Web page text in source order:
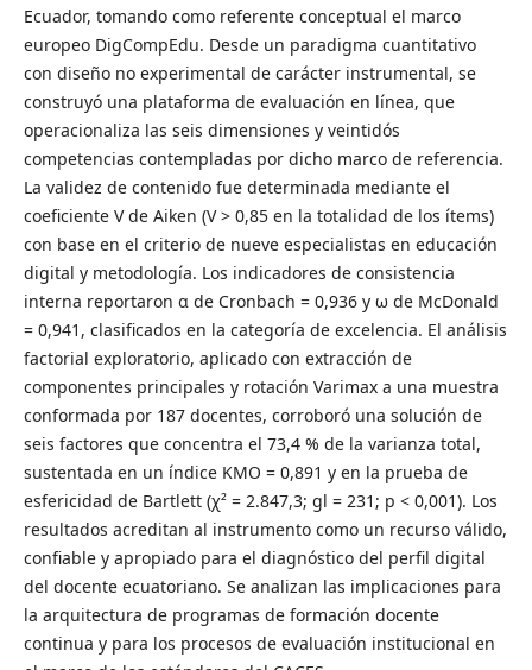
Ecuador, tomando como referente conceptual el marco
europeo DigCompEdu. Desde un paradigma cuantitativo
con diseño no experimental de carácter instrumental, se
construyó una plataforma de evaluación en línea, que
operacionaliza las seis dimensiones y veintidós
competencias contempladas por dicho marco de referencia.
La validez de contenido fue determinada mediante el
coeficiente V de Aiken (V > 0,85 en la totalidad de los ítems)
con base en el criterio de nueve especialistas en educación
digital y metodología. Los indicadores de consistencia
interna reportaron α de Cronbach = 0,936 y ω de McDonald
= 0,941, clasificados en la categoría de excelencia. El análisis
factorial exploratorio, aplicado con extracción de
componentes principales y rotación Varimax a una muestra
conformada por 187 docentes, corroboró una solución de
seis factores que concentra el 73,4 % de la varianza total,
sustentada en un índice KMO = 0,891 y en la prueba de
esfericidad de Bartlett (χ² = 2.847,3; gl = 231; p < 0,001). Los
resultados acreditan al instrumento como un recurso válido,
confiable y apropiado para el diagnóstico del perfil digital
del docente ecuatoriano. Se analizan las implicaciones para
la arquitectura de programas de formación docente
continua y para los procesos de evaluación institucional en